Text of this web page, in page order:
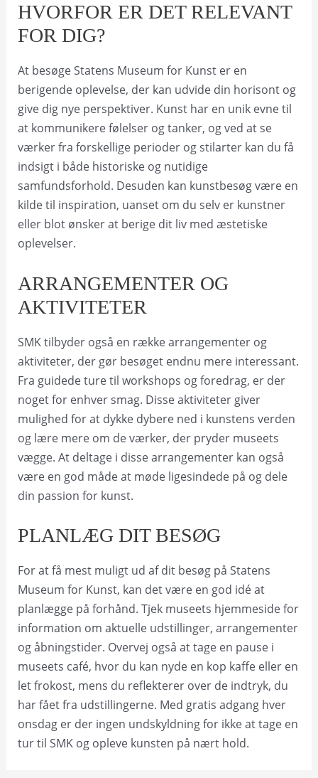
HVORFOR ER DET RELEVANT
FOR DIG?
At besøge Statens Museum for Kunst er en
berigende oplevelse, der kan udvide din horisont og
give dig nye perspektiver. Kunst har en unik evne til
at kommunikere følelser og tanker, og ved at se
værker fra forskellige perioder og stilarter kan du få
indsigt i både historiske og nutidige
samfundsforhold. Desuden kan kunstbesøg være en
kilde til inspiration, uanset om du selv er kunstner
eller blot ønsker at berige dit liv med æstetiske
oplevelser.
ARRANGEMENTER OG
AKTIVITETER
SMK tilbyder også en række arrangementer og
aktiviteter, der gør besøget endnu mere interessant.
Fra guidede ture til workshops og foredrag, er der
noget for enhver smag. Disse aktiviteter giver
mulighed for at dykke dybere ned i kunstens verden
og lære mere om de værker, der pryder museets
vægge. At deltage i disse arrangementer kan også
være en god måde at møde ligesindede på og dele
din passion for kunst.
PLANLÆG DIT BESØG
For at få mest muligt ud af dit besøg på Statens
Museum for Kunst, kan det være en god idé at
planlægge på forhånd. Tjek museets hjemmeside for
information om aktuelle udstillinger, arrangementer
og åbningstider. Overvej også at tage en pause i
museets café, hvor du kan nyde en kop kaffe eller en
let frokost, mens du reflekterer over de indtryk, du
har fået fra udstillingerne. Med gratis adgang hver
onsdag er der ingen undskyldning for ikke at tage en
tur til SMK og opleve kunsten på nært hold.